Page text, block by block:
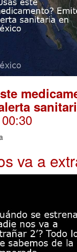
va a